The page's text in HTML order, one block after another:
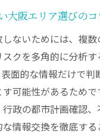
大阪エリア選びのコ
ないためには、複
クを多角的に分析
面的な情報だけで判
可能性があるためで
政の都市計画確認
情報交換を徹底す